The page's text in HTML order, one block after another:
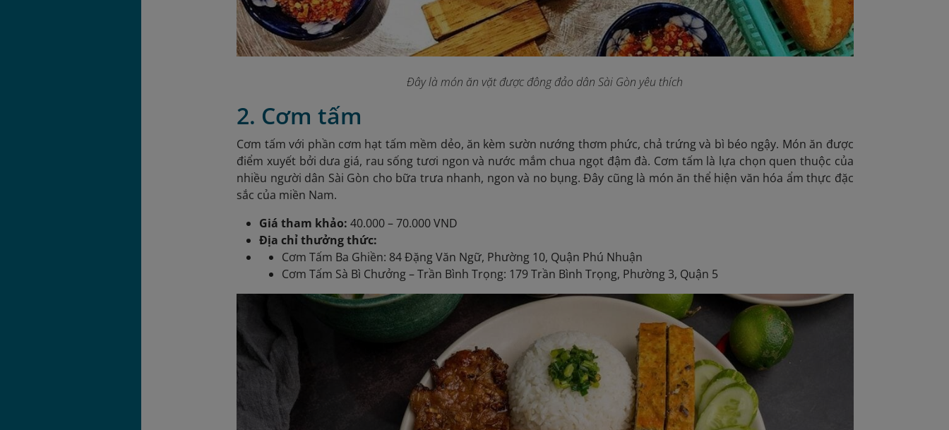
Đây là món ăn vặt được đông đảo dân Sài Gòn yêu thích
2. Cơm tấm
Cơm tấm với phần cơm hạt tấm mềm dẻo, ăn kèm sườn nướng thơm phức, chả trứng và bì béo ngậy. Món ăn được
điểm xuyết bởi dưa giá, rau sống tươi ngon và nước mắm chua ngọt đậm đà. Cơm tấm là lựa chọn quen thuộc của
nhiều người dân Sài Gòn cho bữa trưa nhanh, ngon và no bụng. Đây cũng là món ăn thể hiện văn hóa ẩm thực đặc
sắc của miền Nam.
Giá tham khảo: 40.000 – 70.000 VND
Địa chỉ thưởng thức:
Cơm Tấm Ba Ghiền: 84 Đặng Văn Ngữ, Phường 10, Quận Phú Nhuận
Cơm Tấm Sà Bì Chưởng – Trần Bình Trọng: 179 Trần Bình Trọng, Phường 3, Quận 5